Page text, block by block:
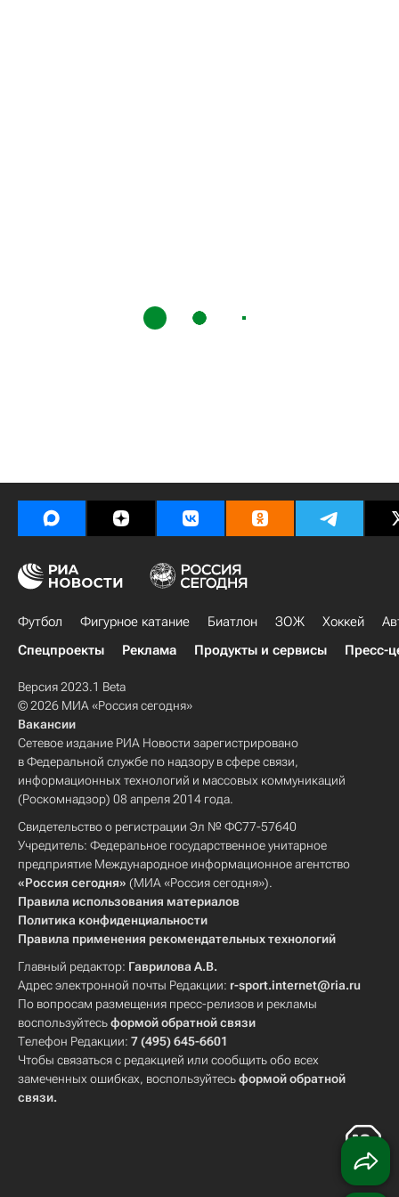
Футбол Фигурное катание Биатлон ЗОЖ Хоккей
Спецпроекты
Реклама Продукты и сервисы Пресс-
Версия 2023.1 Beta
© 2026 МИА «Россия сегодня»
Вакансии
Сетевое издание РИА Новости зарегистрировано
в Федеральной службе по надзору в сфере связи,
информационных технологий и массовых коммуникаций
(Роскомнадзор) 08 апреля 2014 года.
Свидетельство о регистрации Эл № ФС77-57640
Учредитель: Федеральное государственное унитарное
предприятие Международное информационное агентство
«Россия сегодня» (МИА «Россия сегодня»).
Правила использования материалов
Политика конфиденциальности
Правила применения рекомендательных технологий
Главный редактор: Гаврилова А.В.
Адрес электронной почты Редакции: r-sport.internet@ria.ru
По вопросам размещения пресс-релизов и рекламы
воспользуйтесьформой обратной связи
Телефон Редакции: 7 (495) 645-6601
Чтобы связаться с редакцией или сообщить обо всех
замеченных ошибках, воспользуйтесьформой обратной
связи.